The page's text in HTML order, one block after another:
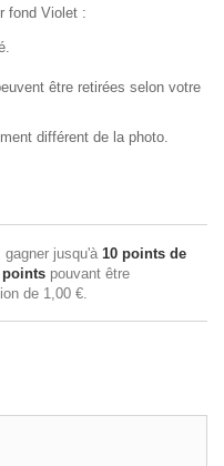
fond Violet :
être retirées selon votre
différent de la photo.
jusqu'à 10 points de
points pouvant être
de 1,00 €.